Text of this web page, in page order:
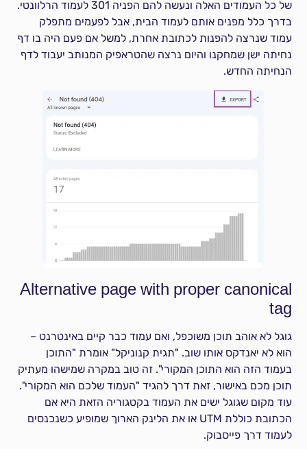
של כל העמודים האלה ונעשה להם הפניה 301 לעמוד הרלוונטי.
בדרך כלל מפנים אותם לעמוד הבית, אבל לפעמים מתפלק
עמוד שנרצה להפנות לכתובת אחרת, למשל אם פעם היה בו דף
נחיתה ישן שמחקנו והיום נרצה שהטראפיק המנותב יעבוד לדף
הנחיתה החדש.
Alternative page with proper canonical
tag
גוגל לא אוהב תוכן משוכפל, ואם עמוד כבר קיים באינטרנט –
הוא לא יאנדקס אותו שוב. "תגית קנוניקל" אומרת "התוכן
בעמוד הזה הוא התוכן המקורי". זה טוב במקרה שמישהו מעתיק
תוכן מכם באישור, זאת דרך להגיד "העמוד שלכם הוא המקורי".
עוד מקום שגוגל ישים את העמוד בקטגוריה הזאת היא אם
הכתובת כוללת UTM או את הלינק הארוך שמופיע כשנכנסים
לעמוד דרך פייסבוק.